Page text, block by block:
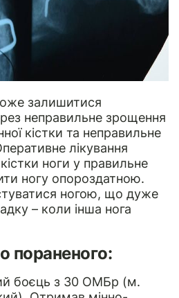
залишитися
неправильне зрощення
кістки та неправильне
лікування
ноги у правильне
ногу опороздатною.
ногою, що дуже
– коли інша нога
пораненого:
боєць з 30 ОМБр (м.